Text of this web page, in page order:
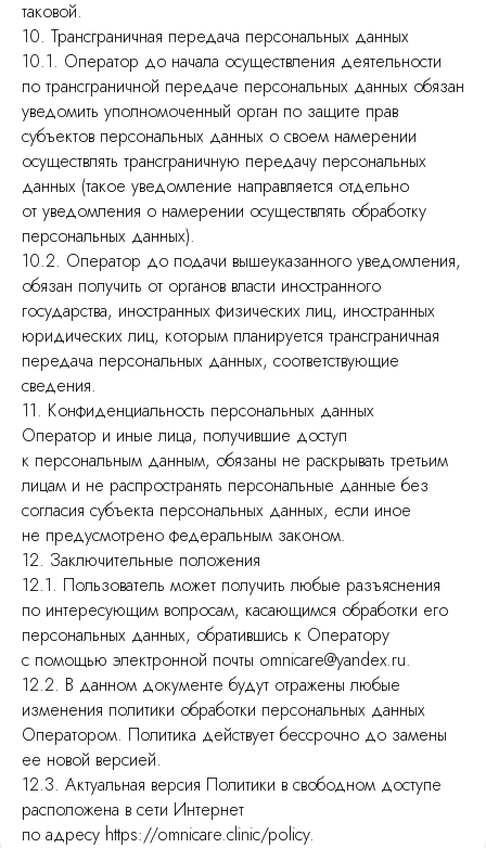
таковой.
10. Трансграничная передача персональных данных
10.1. Оператор до начала осуществления деятельности
по трансграничной передаче персональных данных обязан
уведомить уполномоченный орган по защите прав
субъектов персональных данных о своем намерении
осуществлять трансграничную передачу персональных
данных (такое уведомление направляется отдельно
от уведомления о намерении осуществлять обработку
персональных данных).
10.2. Оператор до подачи вышеуказанного уведомления,
обязан получить от органов власти иностранного
государства, иностранных физических лиц, иностранных
юридических лиц, которым планируется трансграничная
передача персональных данных, соответствующие
сведения.
11. Конфиденциальность персональных данных
Оператор и иные лица, получившие доступ
к персональным данным, обязаны не раскрывать третьим
лицам и не распространять персональные данные без
согласия субъекта персональных данных, если иное
не предусмотрено федеральным законом.
12. Заключительные положения
12.1. Пользователь может получить любые разъяснения
по интересующим вопросам, касающимся обработки его
персональных данных, обратившись к Оператору
с помощью электронной почты omnicare@yandex.ru.
12.2. В данном документе будут отражены любые
изменения политики обработки персональных данных
Оператором. Политика действует бессрочно до замены
ее новой версией.
12.3. Актуальная версия Политики в свободном доступе
расположена в сети Интернет
по адресу https://omnicare.clinic/policy.